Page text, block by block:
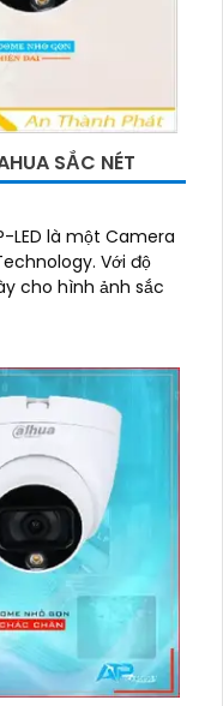
SẮC NÉT
LED là một Camera
Với độ
cho hình ảnh sắc